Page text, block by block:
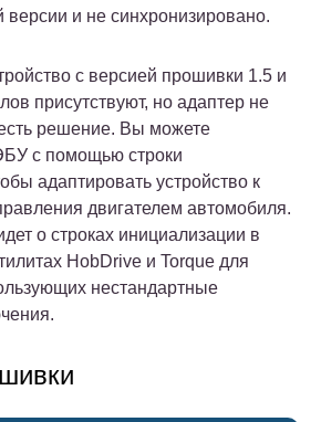
версии и не синхронизировано.
с версией прошивки 1.5 и
присутствуют, но адаптер не
решение. Вы можете
с помощью строки
адаптировать устройство к
двигателем автомобиля.
о строках инициализации в
HobDrive и Torque для
нестандартные